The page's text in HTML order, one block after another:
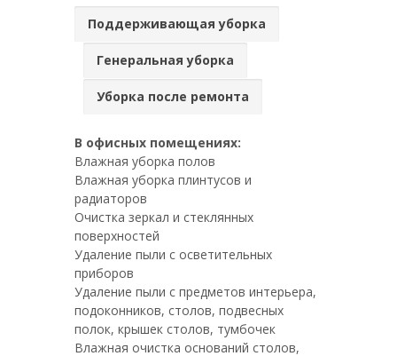
Поддерживающая уборка
Генеральная уборка
Уборка после ремонта
В офисных помещениях:
Влажная уборка полов
Влажная уборка плинтусов и
радиаторов
Очистка зеркал и стеклянных
поверхностей
Удаление пыли с осветительных
приборов
Удаление пыли с предметов интерьера,
подоконников, столов, подвесных
полок, крышек столов, тумбочек
Влажная очистка оснований столов,